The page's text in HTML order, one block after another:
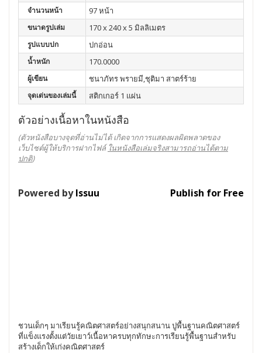
จำนวนหน้า 97 หน้า
ขนาดรูปเล่ม 170 x 240 x 5 มิลลิเมตร
รูปแบบปก ปกอ่อน
น้ำหนัก 170.0000
ผู้เขียน ชนาภัทร พรายมี,ชุติมา สาตร์ร้าย
จุดเด่นของเล่มนี้ สติกเกอร์ 1 แผ่น
ตัวอย่างเนื้อหาในหนังสือ
(ตัวหนังสือบางจุดที่อ่านไม่ได้ เกิดจากการแสดงผลผิดพลาดของ
เว็บไซต์ผู้ให้บริการฝากไฟล์ ในหนังสือเล่มจริงสามารถอ่านได้ตาม
ปกติ)
Powered byIssuu Publish for Free
ชวนเด็กๆ มาเรียนรู้คณิตศาสตร์อย่างสนุกสนาน ปูพื้นฐานคณิตศาสตร์
ที่แข็งแรงตั้งแต่วัยเยาว์เนื้อหาครบทุกทักษะการเรียนรู้พื้นฐานสำหรับ
สร้างเด็กให้เก่งคณิตศาสตร์